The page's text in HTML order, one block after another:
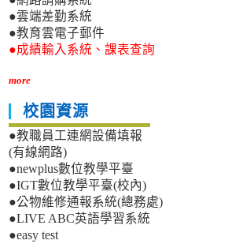
●雲端差勤系統
●教育雲電子郵件
●成績輸入系統、課表查詢
more
校園資源
●教職員工連網設備填報
(有線網路)
●newplus數位教學平臺
●IGT數位教學平臺(校內)
●公物維修通報系統(總務處)
●LIVE ABC英語學習系統
●easy test